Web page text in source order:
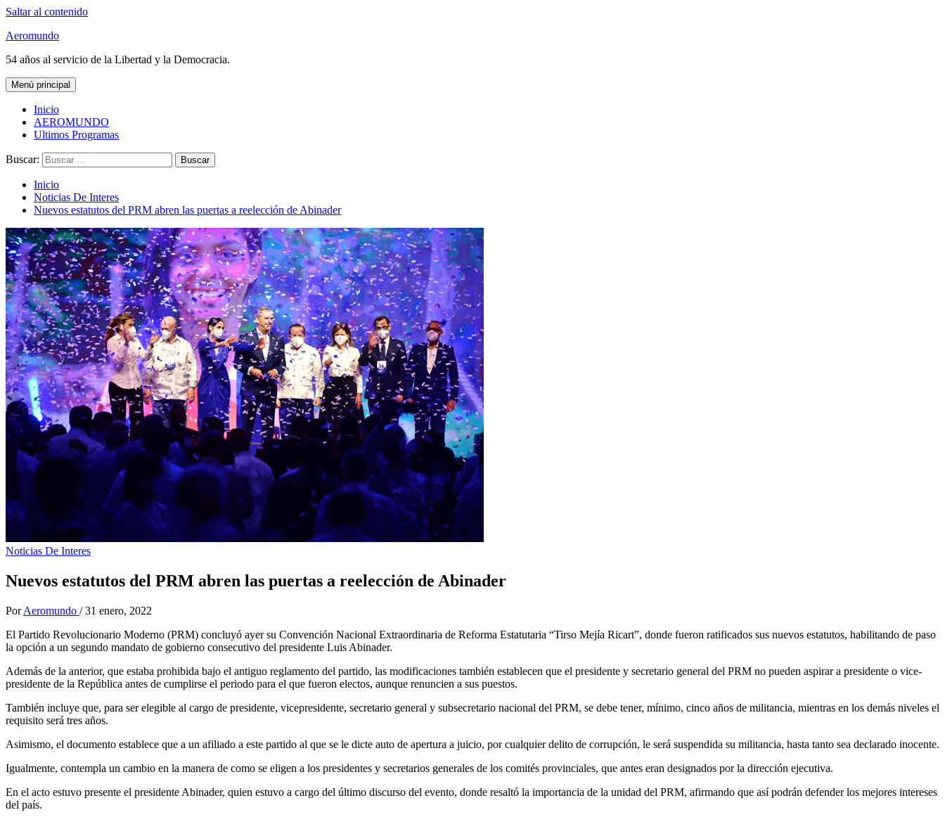
Saltar al contenido
Aeromundo
54 años al servicio de la Libertad y la Democracia.
Menú principal
Inicio
AEROMUNDO
Ultimos Programas
Buscar:
Inicio
Noticias De Interes
Nuevos estatutos del PRM abren las puertas a reelección de Abinader
Noticias De Interes
Nuevos estatutos del PRM abren las puertas a reelección de Abinader
Por Aeromundo / 31 enero, 2022
El Partido Revoluciona­rio Moderno (PRM) con­cluyó ayer su Convención Nacional Extraordinaria de Reforma Estatutaria “Tirso Mejía Ricart”, don­de fueron ratificados sus nuevos estatutos, habili­tando de paso
la opción a un segundo mandato de gobierno consecutivo del presidente Luis Abinader.
Además de la anterior, que estaba prohibida bajo el antiguo reglamento del partido, las modificaciones también establecen que el presidente y secretario ge­neral del PRM no pueden aspirar a presidente o vice­
presidente de la República antes de cumplirse el perio­do para el que fueron elec­tos, aunque renuncien a sus puestos.
También incluye que, pa­ra ser elegible al cargo de presidente, vicepresiden­te, secretario general y subsecretario nacional del PRM, se debe tener, míni­mo, cinco años de militan­cia, mientras en los demás niveles el
requisito será tres años.
Asimismo, el documento establece que a un afiliado a este partido al que se le dic­te auto de apertura a juicio, por cualquier delito de co­rrupción, le será suspendi­da su militancia, hasta tanto sea declarado inocente.
Igualmente, contempla un cambio en la manera de co­mo se eligen a los presiden­tes y secretarios generales de los comités provinciales, que antes eran designados por la dirección ejecutiva.
En el acto estuvo presen­te el presidente Abinader, quien estuvo a cargo del úl­timo discurso del evento, donde resaltó la importan­cia de la unidad del PRM, afirmando que así podrán defender los mejores intere­ses
del país.